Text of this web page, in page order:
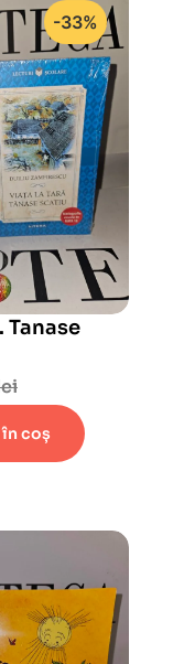
-33%
Tanase
coș